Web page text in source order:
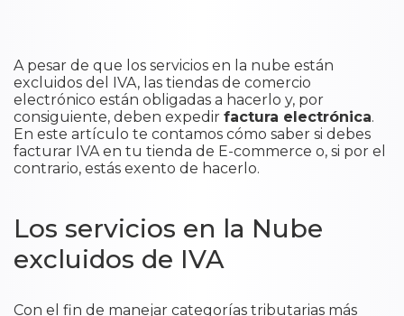
A pesar de que los servicios en la nube están
excluidos del IVA, las tiendas de comercio
electrónico están obligadas a hacerlo y, por
consiguiente, deben expedir factura electrónica.
En este artículo te contamos cómo saber si debes
facturar IVA en tu tienda de E-commerce o, si por el
contrario, estás exento de hacerlo.
Los servicios en la Nube
excluidos de IVA
Con el fin de manejar categorías tributarias más